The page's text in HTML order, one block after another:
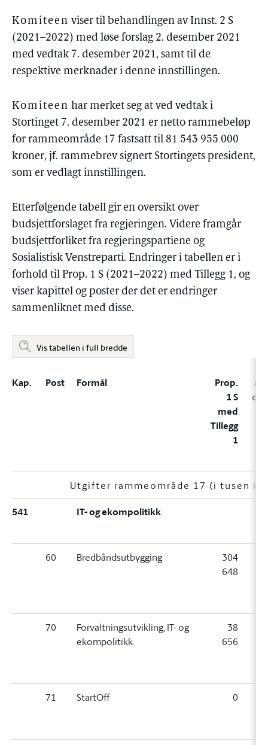
Komiteen viser til behandlingen av Innst. 2 S
(2021–2022) med løse forslag 2. desember 2021
med vedtak 7. desember 2021, samt til de
respektive merknader i denne innstillingen.
Komiteen har merket seg at ved vedtak i
Stortinget 7. desember 2021 er netto rammebeløp
for rammeområde 17 fastsatt til 81 543 955 000
kroner, jf. rammebrev signert Stortingets president,
som er vedlagt innstillingen.
Etterfølgende tabell gir en oversikt over
budsjettforslaget fra regjeringen. Videre framgår
budsjettforliket fra regjeringspartiene og
Sosialistisk Venstreparti. Endringer i tabellen er i
forhold til Prop. 1 S (2021–2022) med Tillegg 1, og
viser kapittel og poster der det er endringer
sammenliknet med disse.
Vis tabellen i full bredde
Kap. Post Formål
Prop.
1 S
med
Tillegg
1
A,
og
Utgifter rammeområde 17 (i tusen
541 IT- og ekompolitikk
60 Bredbåndsutbygging
304
648
70
Forvaltningsutvikling, IT- og
ekompolitikk
38
656
71 StartOff 0